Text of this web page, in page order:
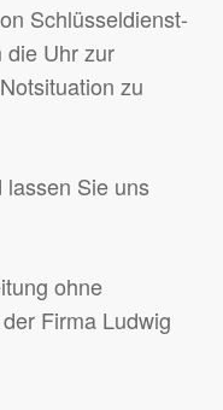
Schlüsseldienst-
die Uhr zur
zu
Sie uns
ohne
Firma Ludwig